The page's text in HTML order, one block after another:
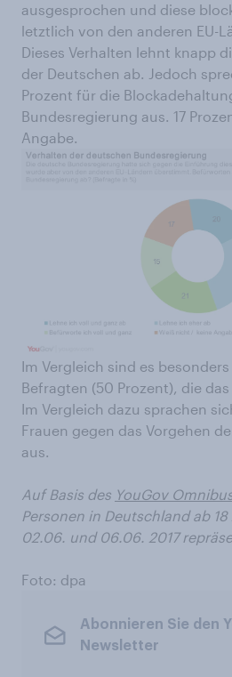
ausgesprochen und diese
letztlich von den anderen EU-
Dieses Verhalten lehnt knapp
der Deutschen ab. Jedoch
Prozent für die
Bundesregierung aus. 17
Angabe.
Im Vergleich sind es
Befragten (50 Prozent), die
Im Vergleich dazu sprachen
Frauen gegen das Vorgehen
aus.
Auf Basis des YouGov
Personen in Deutschland ab
02.06. und 06.06. 2017
Foto: dpa
Abonnieren Sie den
Newsletter